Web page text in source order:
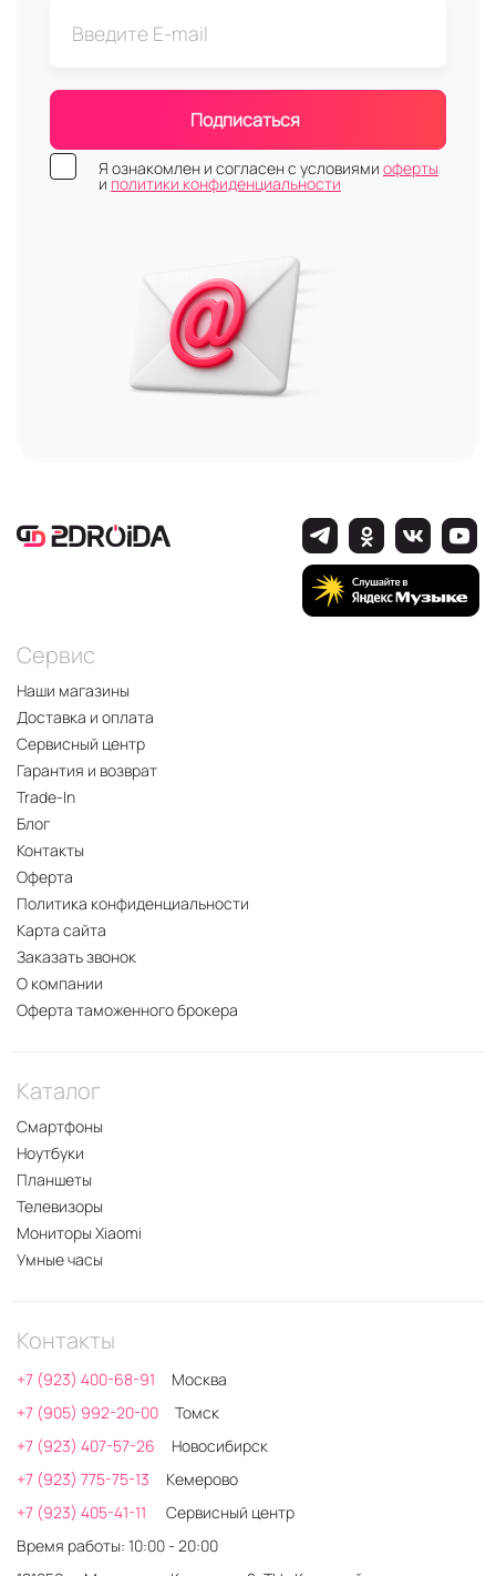
Подписаться
Я ознакомлен и согласен с условиями оферты
и политики конфиденциальности
Сервис
Наши магазины
Доставка и оплата
Сервисный центр
Гарантия и возврат
Trade-In
Блог
Контакты
Оферта
Политика конфиденциальности
Карта сайта
Заказать звонок
О компании
Оферта таможенного брокера
Каталог
Смартфоны
Ноутбуки
Планшеты
Телевизоры
Мониторы Xiaomi
Умные часы
Контакты
+7 (923) 400-68-91
Москва
+7 (905) 992-20-00
Томск
+7 (923) 407-57-26
Новосибирск
+7 (923) 775-75-13
Кемерово
+7 (923) 405-41-11
Сервисный центр
Время работы: 10:00 - 20:00